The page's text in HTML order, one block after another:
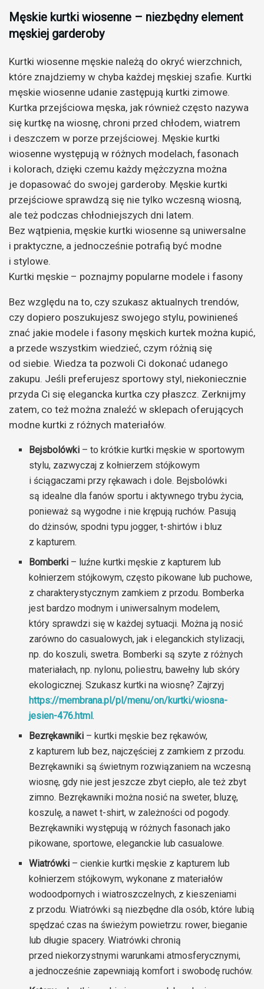
Męskie kurtki wiosenne – niezbędny element
męskiej garderoby
Kurtki wiosenne męskie należą do okryć wierzchnich,
które znajdziemy w chyba każdej męskiej szafie. Kurtki
męskie wiosenne udanie zastępują kurtki zimowe.
Kurtka przejściowa męska, jak również często nazywa
się kurtkę na wiosnę, chroni przed chłodem, wiatrem
i deszczem w porze przejściowej. Męskie kurtki
wiosenne występują w różnych modelach, fasonach
i kolorach, dzięki czemu każdy mężczyzna można
je dopasować do swojej garderoby. Męskie kurtki
przejściowe sprawdzą się nie tylko wczesną wiosną,
ale też podczas chłodniejszych dni latem.
Bez wątpienia, męskie kurtki wiosenne są uniwersalne
i praktyczne, a jednocześnie potrafią być modne
i stylowe.
Kurtki męskie – poznajmy popularne modele i fasony
Bez względu na to, czy szukasz aktualnych trendów,
czy dopiero poszukujesz swojego stylu, powinieneś
znać jakie modele i fasony męskich kurtek można kupić,
a przede wszystkim wiedzieć, czym różnią się
od siebie. Wiedza ta pozwoli Ci dokonać udanego
zakupu. Jeśli preferujesz sportowy styl, niekoniecznie
przyda Ci się elegancka kurtka czy płaszcz. Zerknijmy
zatem, co też można znaleźć w sklepach oferujących
modne kurtki z różnych materiałów.
Bejsbolówki – to krótkie kurtki męskie w sportowym
stylu, zazwyczaj z kołnierzem stójkowym
i ściągaczami przy rękawach i dole. Bejsbolówki
są idealne dla fanów sportu i aktywnego trybu życia,
ponieważ są wygodne i nie krępują ruchów. Pasują
do dżinsów, spodni typu jogger, t-shirtów i bluz
z kapturem.
Bomberki – luźne kurtki męskie z kapturem lub
kołnierzem stójkowym, często pikowane lub puchowe,
z charakterystycznym zamkiem z przodu. Bomberka
jest bardzo modnym i uniwersalnym modelem,
który sprawdzi się w każdej sytuacji. Można ją nosić
zarówno do casualowych, jak i eleganckich stylizacji,
np. do koszuli, swetra. Bomberki są szyte z różnych
materiałach, np. nylonu, poliestru, bawełny lub skóry
ekologicznej. Szukasz kurtki na wiosnę? Zajrzyj
https://membrana.pl/pl/menu/on/kurtki/wiosna-
jesien-476.html.
Bezrękawniki – kurtki męskie bez rękawów,
z kapturem lub bez, najczęściej z zamkiem z przodu.
Bezrękawniki są świetnym rozwiązaniem na wczesną
wiosnę, gdy nie jest jeszcze zbyt ciepło, ale też zbyt
zimno. Bezrękawniki można nosić na sweter, bluzę,
koszulę, a nawet t-shirt, w zależności od pogody.
Bezrękawniki występują w różnych fasonach jako
pikowane, sportowe, eleganckie lub casualowe.
Wiatrówki – cienkie kurtki męskie z kapturem lub
kołnierzem stójkowym, wykonane z materiałów
wodoodpornych i wiatroszczelnych, z kieszeniami
z przodu. Wiatrówki są niezbędne dla osób, które lubią
spędzać czas na świeżym powietrzu: rower, bieganie
lub długie spacery. Wiatrówki chronią
przed niekorzystnymi warunkami atmosferycznymi,
a jednocześnie zapewniają komfort i swobodę ruchów.